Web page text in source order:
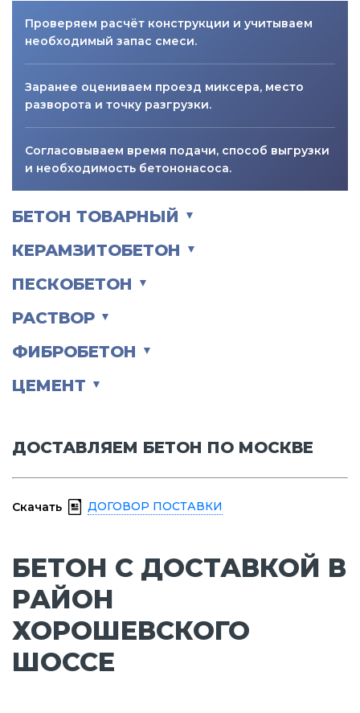
Проверяем расчёт конструкции и учитываем
необходимый запас смеси.
Заранее оцениваем проезд миксера, место
разворота и точку разгрузки.
Согласовываем время подачи, способ выгрузки
и необходимость бетононасоса.
БЕТОН ТОВАРНЫЙ ▼
КЕРАМЗИТОБЕТОН ▼
ПЕСКОБЕТОН ▼
РАСТВОР ▼
ФИБРОБЕТОН ▼
ЦЕМЕНТ ▼
ДОСТАВЛЯЕМ БЕТОН ПО МОСКВЕ
Скачать ДОГОВОР ПОСТАВКИ
БЕТОН С ДОСТАВКОЙ В
РАЙОН
ХОРОШЕВСКОГО
ШОССЕ